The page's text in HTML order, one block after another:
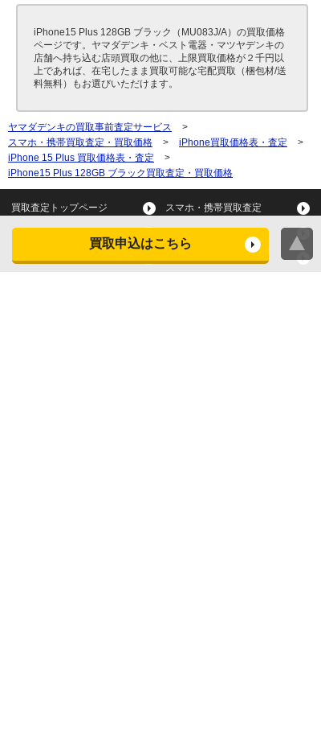
買取申込はこちら
iPhone15 Plus 128GB ブラック（MU083J/A）の買取価格
ページです。ヤマダデンキ・ベスト電器・マツヤデンキの
店舗へ持ち込む店頭買取の他に、上限買取価格が２千円以
上であれば、在宅したまま買取可能な宅配買取（梱包材/送
料無料）もお選びいただけます。
ヤマダデンキの買取事前査定サービス
>
スマホ・携帯買取査定・買取価格
> iPhone買取価格表・査定
>
iPhone 15 Plus 買取価格表・査定
>
iPhone15 Plus 128GB ブラック買取査定・買取価格
買取査定トップページ スマホ・携帯買取査定
タブレット買取査定
スマートウォッチ買取査定